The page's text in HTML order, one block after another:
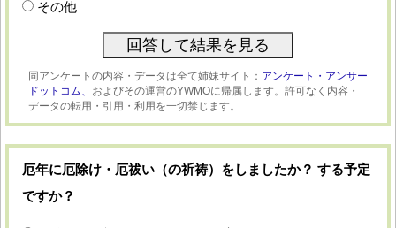
その他
同アンケートの内容・データは全て姉妹サイト： アンケート・アンサー
ドットコム、 およびその運営のYWMOに帰属します。許可なく内容・
データの転用・引用・利用を一切禁じます。
厄年に厄除け・厄祓い（の祈祷）をしましたか？ する予定
ですか？